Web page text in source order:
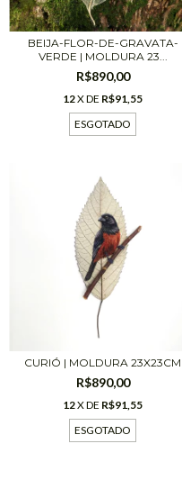
BEIJA-FLOR-DE-GRAVATA-
VERDE | MOLDURA 23...
R$890,00
12X DE R$91,55
ESGOTADO
CURIÓ | MOLDURA 23X23CM
R$890,00
12X DE R$91,55
ESGOTADO